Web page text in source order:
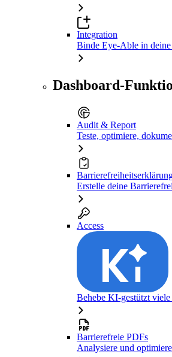
Integration
Binde Eye-Able in deine
Dashboard-
Audit & Report
Teste, optimiere,
Erstelle deine
Access
Behebe KI-gestützt
Barrierefreie PDFs
Analysiere und